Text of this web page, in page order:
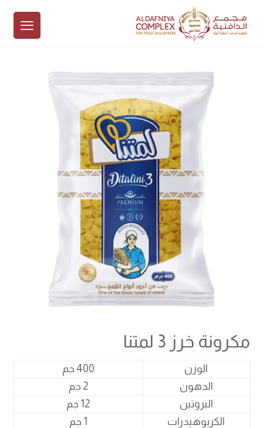
مكرونة خرز 3 لمتنا
الوزن
400 جم
الدهون
2 جم
البروتين
12 جم
الكربوهيدرات
1 جم